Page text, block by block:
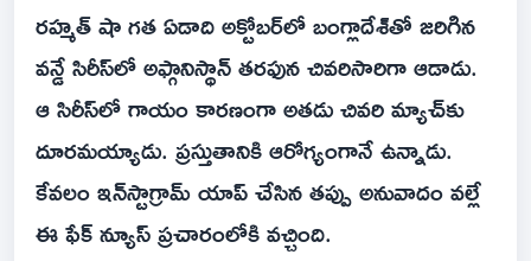
రహ్మత్ షా గత ఏడాది అక్టోబర్‌లో బంగ్లాదేశ్‌తో జరిగిన
వన్డే సిరీస్‌లో అఫ్గానిస్థాన్ తరఫున చివరిసారిగా ఆడాడు.
ఆ సిరీస్‌లో గాయం కారణంగా అతడు చివరి మ్యాచ్‌కు
దూరమయ్యాడు. ప్రస్తుతానికి ఆరోగ్యంగానే ఉన్నాడు.
కేవలం ఇన్‌స్టాగ్రామ్ యాప్ చేసిన తప్పు అనువాదం వల్లే
ఈ ఫేక్ న్యూస్ ప్రచారంలోకి వచ్చింది.